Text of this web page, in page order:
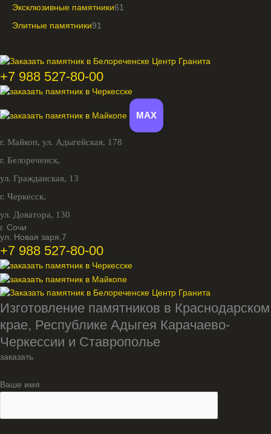
Эксклюзивные памятники61
Элитные памятники91
+7 988 527-80-00
MAX
г. Майкоп, ул. Адыгейская, 178
г. Белореченск,
ул. Гражданская, 13
г. Черкесск,
ул. Доватора, 130
г. Сочи
ул. Новая заря,7
+7 988 527-80-00
Изготовление памятников в Краснодарском
крае, Республике Адыгея Карачаево-
Черкессии и Ставрополье
заказать
Ваше имя